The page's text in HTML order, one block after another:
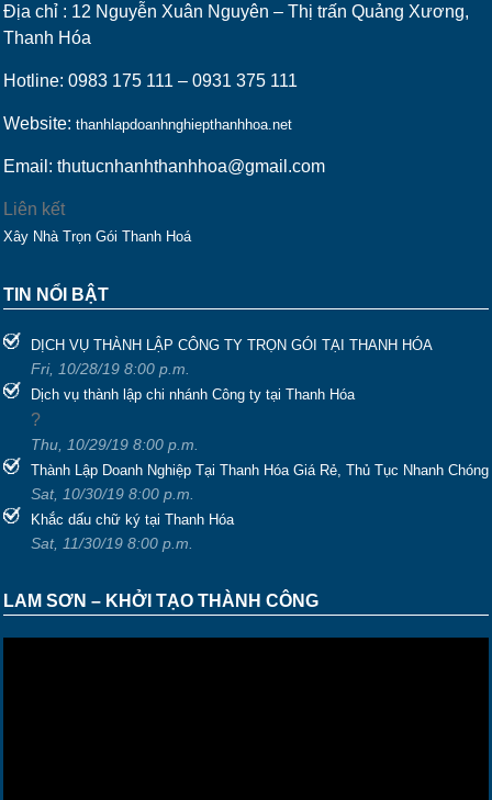
Địa chỉ : 12 Nguyễn Xuân Nguyên – Thị trấn Quảng Xương,
Thanh Hóa
Hotline: 0983 175 111 – 0931 375 111
Website: thanhlapdoanhnghiepthanhhoa.net
Email: thutucnhanhthanhhoa@gmail.com
Liên kết
Xây Nhà Trọn Gói Thanh Hoá
TIN NỔI BẬT
DỊCH VỤ THÀNH LẬP CÔNG TY TRỌN GÓI TẠI THANH HÓA
Fri, 10/28/19 8:00 p.m.
Dịch vụ thành lập chi nhánh Công ty tại Thanh Hóa
?
Thu, 10/29/19 8:00 p.m.
Thành Lập Doanh Nghiệp Tại Thanh Hóa Giá Rẻ, Thủ Tục Nhanh Chóng
Sat, 10/30/19 8:00 p.m.
Khắc dấu chữ ký tại Thanh Hóa
Sat, 11/30/19 8:00 p.m.
LAM SƠN – KHỞI TẠO THÀNH CÔNG